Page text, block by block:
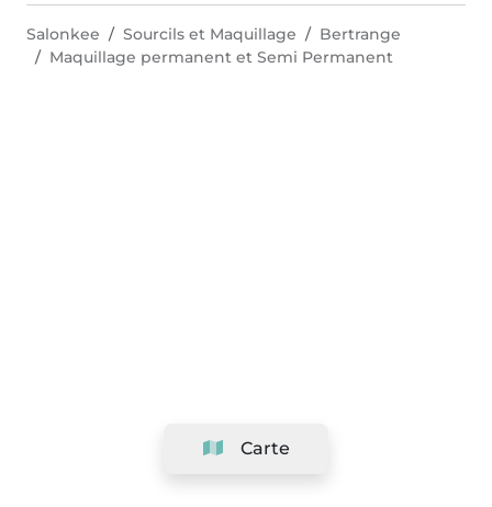
Carte
Salonkee Sourcils et Maquillage
Bertrange
Maquillage permanent et Semi Permanent